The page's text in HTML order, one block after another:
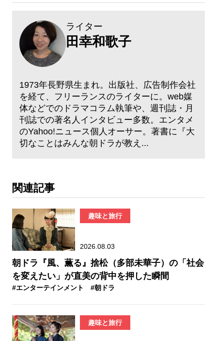
ライター
田幸和歌子
1973年長野県生まれ。出版社、広告制作会社
を経て、フリーランスのライターに。web媒
体などでのドラマコラム執筆や、週刊誌・月
刊誌での著名人インタビュー多数。エンタメ
のYahoo!ニュース個人オーサー。著書に『大
切なことはみんな朝ドラが教え...
関連記事
趣味と旅行
2026.08.03
朝ドラ『風、薫る』捨松（多部未華子）の「社会
を変えたい」が直美の背中を押した瞬間
#エンターテインメント #朝ドラ
趣味と旅行